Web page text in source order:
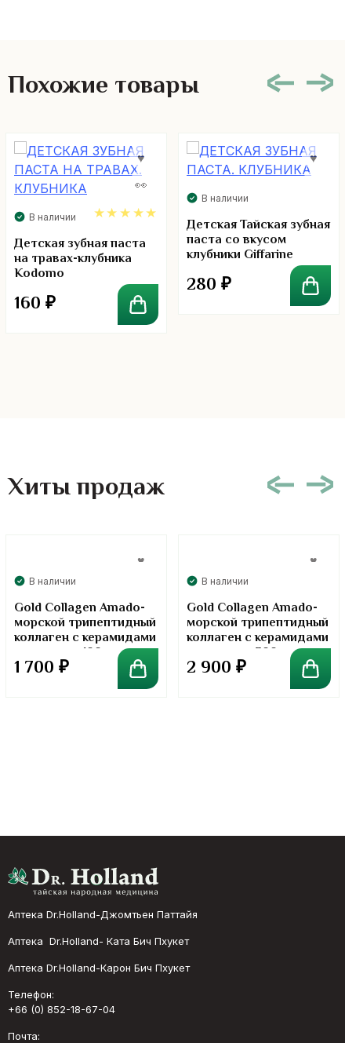
Похожие товары
В наличии
5.00
Детская зубная паста
на травах-клубника
Kodomo
160 ₽
В наличии
Детская Тайская зубная
паста со вкусом
клубники Giffarine
280 ₽
Хиты продаж
В наличии
Gold Collagen Amado-
морской трипептидный
коллаген с керамидами
в порошке. 100 грамм
1 700 ₽
В наличии
Gold Collagen Amado-
морской трипептидный
коллаген с керамидами
в порошке. 300 грамм
2 900 ₽
Аптека Dr.Holland-Джомтьен Паттайя
Аптека Dr.Holland- Ката Бич Пхукет
Аптека Dr.Holland-Карон Бич Пхукет
Телефон:
+66 (0) 852-18-67-04
Почта: